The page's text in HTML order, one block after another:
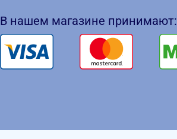
В нашем магазине принимают: